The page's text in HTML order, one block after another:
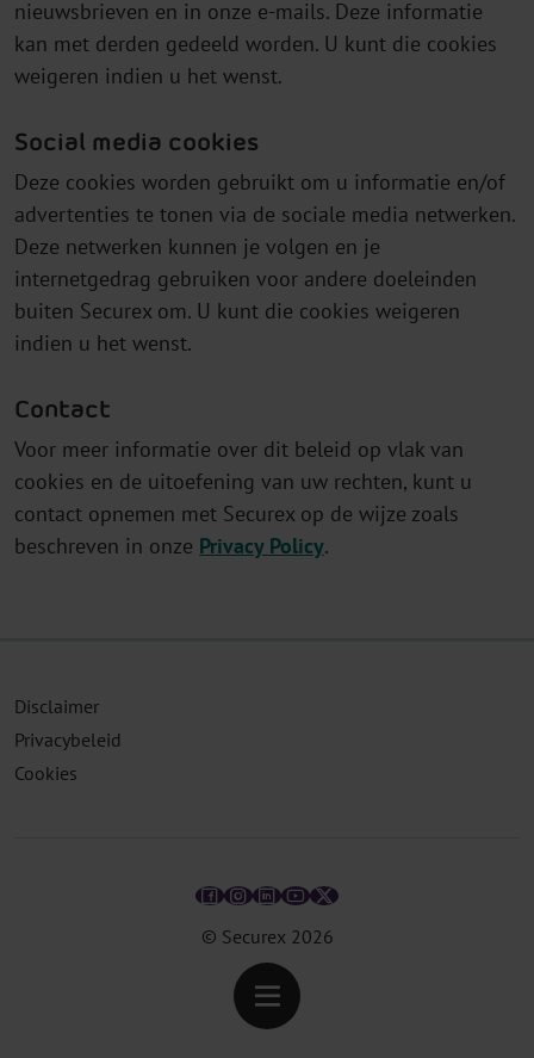
nieuwsbrieven en in onze e-mails. Deze informatie
kan met derden gedeeld worden. U kunt die cookies
weigeren indien u het wenst.
Social media cookies
Deze cookies worden gebruikt om u informatie en/of
advertenties te tonen via de sociale media netwerken.
Deze netwerken kunnen je volgen en je
internetgedrag gebruiken voor andere doeleinden
buiten Securex om. U kunt die cookies weigeren
indien u het wenst.
Contact
Voor meer informatie over dit beleid op vlak van
cookies en de uitoefening van uw rechten, kunt u
contact opnemen met Securex op de wijze zoals
beschreven in onze Privacy Policy.
© Securex 2026
Disclaimer
Privacybeleid
Cookies